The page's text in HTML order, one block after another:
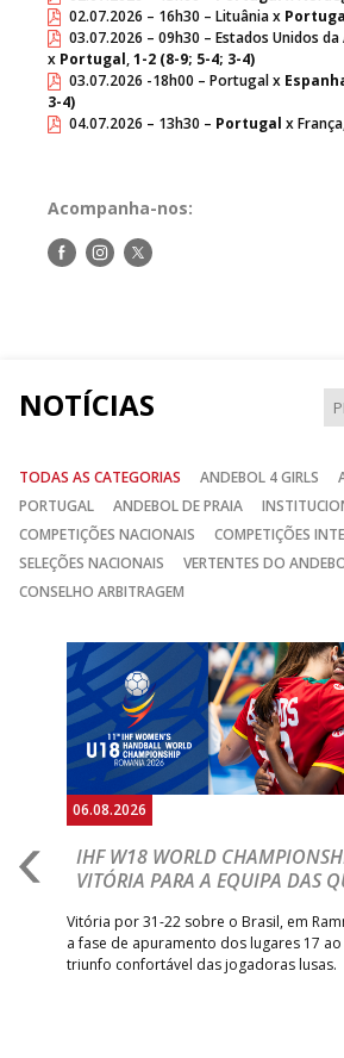
02.07.2026 – 16h30 – Lituânia x
03.07.2026 – 09h30 – Estados Unidos
x Portugal,1-2 (8-9; 5-4; 3-4)
03.07.2026 -18h00 – Portugal x
3-4)
04.07.2026 – 13h30 – Portugal x
Acompanha-nos:
Siga-Siga-Siga-
NOTÍCIAS
TODAS AS CATEGORIAS ANDEBOL 4 GIRLS
PORTUGAL
ANDEBOL DE PRAIA
COMPETIÇÕES NACIONAIS
COMPETIÇÕES
SELEÇÕES NACIONAIS
VERTENTES DO
CONSELHO ARBITRAGEM
06.08.2026
IHF W18 WORLD
VITÓRIA PARA A EQUIPA DAS
Vitória por 31-22 sobre o Brasil, em
a fase de apuramento dos lugares 17
triunfo confortável das jogadoras lusas.
Anterior